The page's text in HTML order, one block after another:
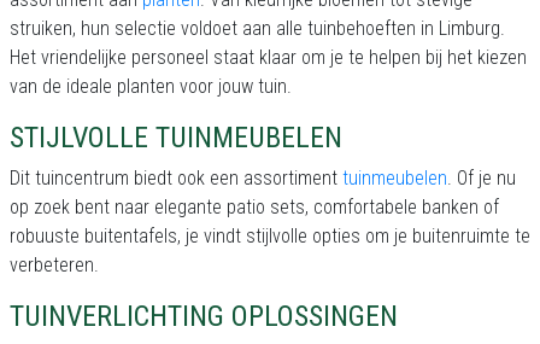
struiken, hun selectie voldoet aan alle tuinbehoeften in Limburg.
Het vriendelijke personeel staat klaar om je te helpen bij het kiezen
van de ideale planten voor jouw tuin.
STIJLVOLLE TUINMEUBELEN
Dit tuincentrum biedt ook een assortiment tuinmeubelen. Of je nu
op zoek bent naar elegante patio sets, comfortabele banken of
robuuste buitentafels, je vindt stijlvolle opties om je buitenruimte te
verbeteren.
TUINVERLICHTING OPLOSSINGEN